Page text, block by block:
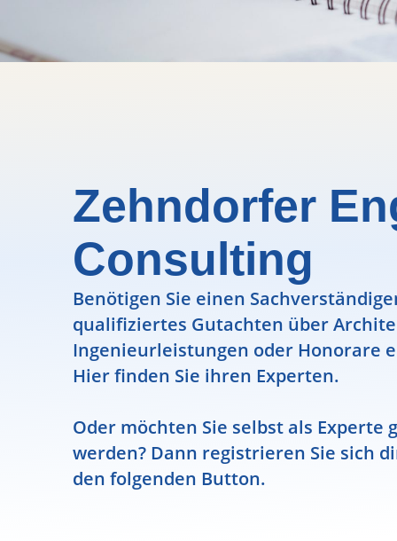
Zehndorfer
Consulting
Benötigen Sie einen
qualifiziertes Gutachten über
Ingenieurleistungen oder Honorare
Hier finden Sie ihren Experten.
Oder möchten Sie selbst als Experte
werden? Dann registrieren Sie sich
den folgenden Button.